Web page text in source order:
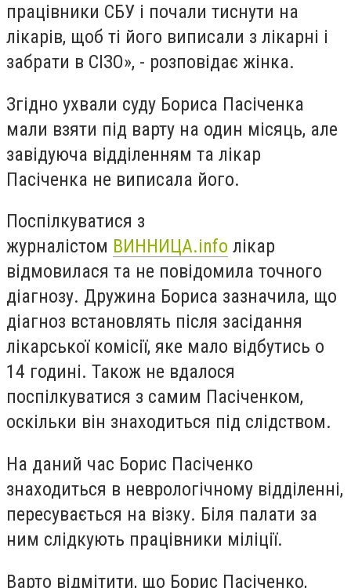
працівники СБУ і почали тиснути на
лікарів, щоб ті його виписали з лікарні і
забрати в СІЗО», - розповідає жінка.
Згідно ухвали суду Бориса Пасіченка
мали взяти під варту на один місяць, але
завідуюча відділенням та лікар
Пасіченка не виписала його.
Поспілкуватися з
журналістом ВИННИЦА.info лікар
відмовилася та не повідомила точного
діагнозу. Дружина Бориса зазначила, що
діагноз встановлять після засідання
лікарської комісії, яке мало відбутись о
14 годині. Також не вдалося
поспілкуватися з самим Пасіченком,
оскільки він знаходиться під слідством.
На даний час Борис Пасіченко
знаходиться в неврологічному відділенні,
пересувається на візку. Біля палати за
ним слідкують працівники міліції.
Варто відмітити, що Борис Пасіченко,